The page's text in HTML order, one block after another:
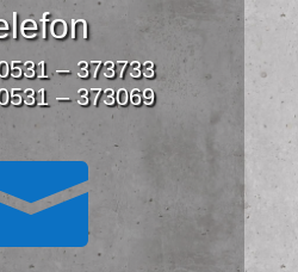
– 373733
– 373069